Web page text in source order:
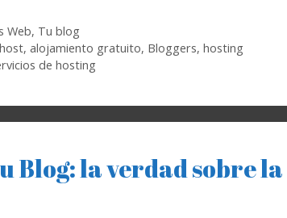
Web, Tu blog
,alojamiento gratuito, Bloggers,hosting
de hosting
la verdad sobre la